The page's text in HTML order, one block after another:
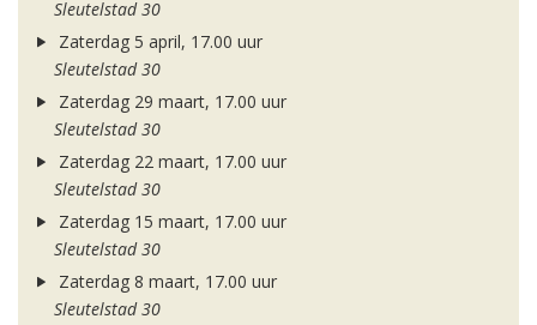
Sleutelstad 30
Zaterdag 5 april, 17.00 uur
Sleutelstad 30
Zaterdag 29 maart, 17.00 uur
Sleutelstad 30
Zaterdag 22 maart, 17.00 uur
Sleutelstad 30
Zaterdag 15 maart, 17.00 uur
Sleutelstad 30
Zaterdag 8 maart, 17.00 uur
Sleutelstad 30